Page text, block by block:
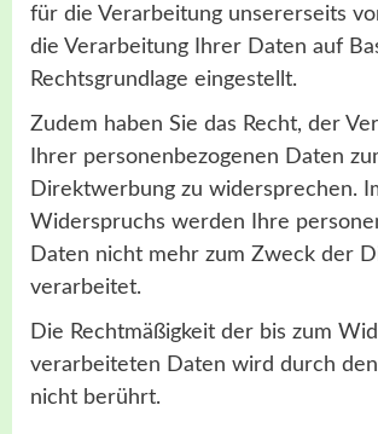
für die Verarbeitung unsererseits
die Verarbeitung Ihrer Daten auf
Rechtsgrundlage eingestellt.
Zudem haben Sie das Recht, der
Ihrer personenbezogenen Daten
Direktwerbung zu widersprechen.
Widerspruchs werden Ihre
Daten nicht mehr zum Zweck der
verarbeitet.
Die Rechtmäßigkeit der bis zum
verarbeiteten Daten wird durch
nicht berührt.